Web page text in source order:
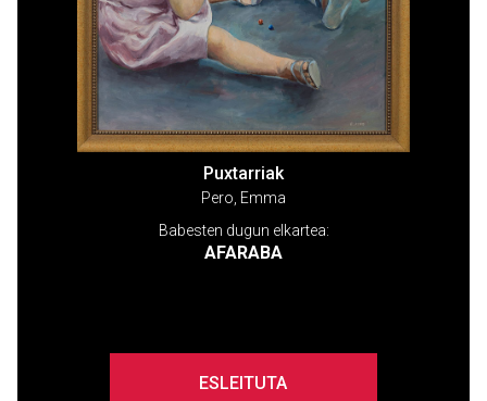
Puxtarriak
Pero, Emma
Babesten dugun elkartea:
AFARABA
ESLEITUTA